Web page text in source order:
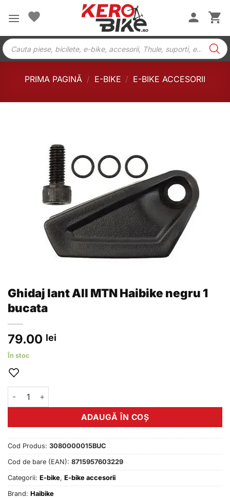
Products
search
PRIMA PAGINĂ / E-BIKE / E-BIKE ACCESORII
Ghidaj lant All MTN Haibike negru 1
bucata
79.00 lei
În stoc
Cantitate Ghidaj lant All MTN Haibike negru 1 bucata
ADAUGĂ ÎN COȘ
Cod Produs: 3080000015BUC
Cod de bare (EAN): 8715957603229
Categorii: E-bike, E-bike accesorii
Brand: Haibike